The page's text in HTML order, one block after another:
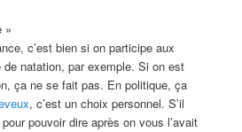
»
c’est bien si on participe aux
natation, par exemple. Si on est
ça ne se fait pas. En politique, ça
, c’est un choix personnel. S’il
pour pouvoir dire après on vous l’avait